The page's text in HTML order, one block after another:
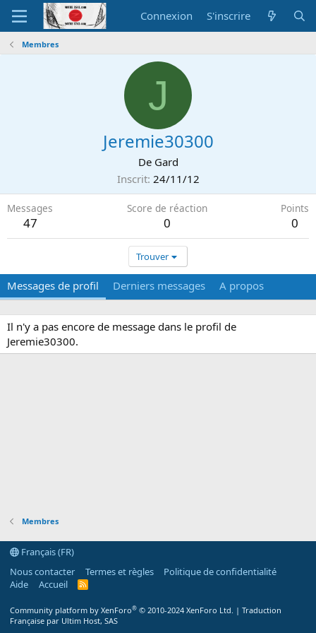
Connexion S'inscrire
Membres
J
Jeremie30300
De Gard
Inscrit 24/11/12
Messages
47
Score de réaction
0
Points
0
Trouver
Messages de profil Derniers messages A propos
Il n'y a pas encore de message dans le profil de
Jeremie30300.
Membres
Français (FR)
Nous contacter
Termes et règles
Politique de confidentialité
Aide
Accueil
R
Community platform by XenForo® © 2010-2024 XenForo Ltd. | Traduction
Française par Ultim Host, SAS